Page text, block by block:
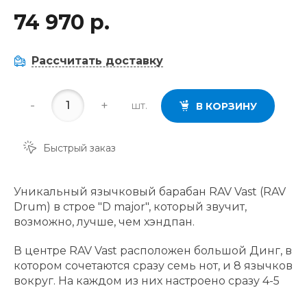
74 970 р.
Рассчитать доставку
- + шт. В КОРЗИНУ
Быстрый заказ
Уникальный язычковый барабан RAV Vast (RAV
Drum) в строе "D major", который звучит,
возможно, лучше, чем хэндпан.
В центре RAV Vast расположен большой Динг, в
котором сочетаются сразу семь нот, и 8 язычков
вокруг. На каждом из них настроено сразу 4-5